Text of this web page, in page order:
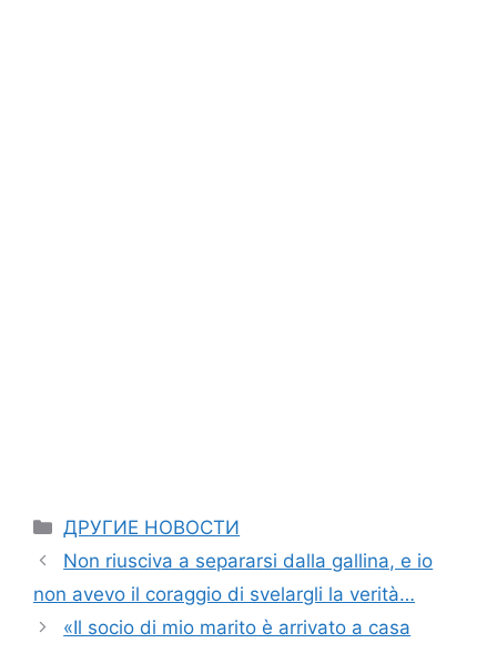
Categories
ДРУГИЕ НОВОСТИ
Non riusciva a separarsi dalla gallina, e io
non avevo il coraggio di svelargli la verità…
«Il socio di mio marito è arrivato a casa